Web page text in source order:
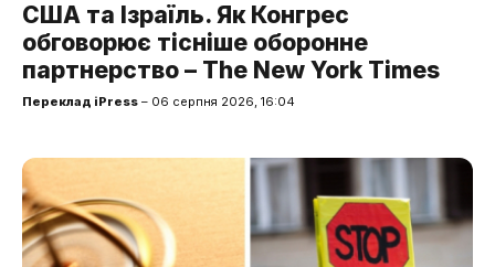
США та Ізраїль. Як Конгрес
обговорює тісніше оборонне
партнерство – The New York Times
Переклад iPress – 06 серпня 2026, 16:04